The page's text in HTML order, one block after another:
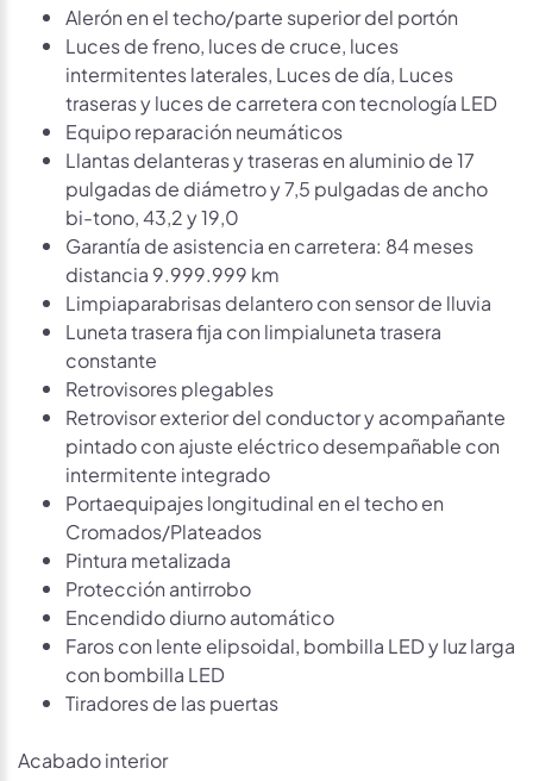
Alerón en el techo/parte superior del portón
Luces de freno, luces de cruce, luces
intermitentes laterales, Luces de día, Luces
traseras y luces de carretera con tecnología LED
Equipo reparación neumáticos
Llantas delanteras y traseras en aluminio de 17
pulgadas de diámetro y 7,5 pulgadas de ancho
bi-tono, 43,2 y 19,0
Garantía de asistencia en carretera: 84 meses
distancia 9.999.999 km
Limpiaparabrisas delantero con sensor de lluvia
Luneta trasera fija con limpialuneta trasera
constante
Retrovisores plegables
Retrovisor exterior del conductor y acompañante
pintado con ajuste eléctrico desempañable con
intermitente integrado
Portaequipajes longitudinal en el techo en
Cromados/Plateados
Pintura metalizada
Protección antirrobo
Encendido diurno automático
Faros con lente elipsoidal, bombilla LED y luz larga
con bombilla LED
Tiradores de las puertas
Acabado interior